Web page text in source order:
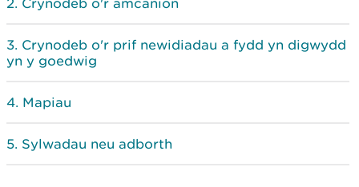
Crynodeb o'r amcanion
Crynodeb o'r prif newidiadau a fydd yn digwydd
yn y goedwig
Mapiau
Sylwadau neu adborth